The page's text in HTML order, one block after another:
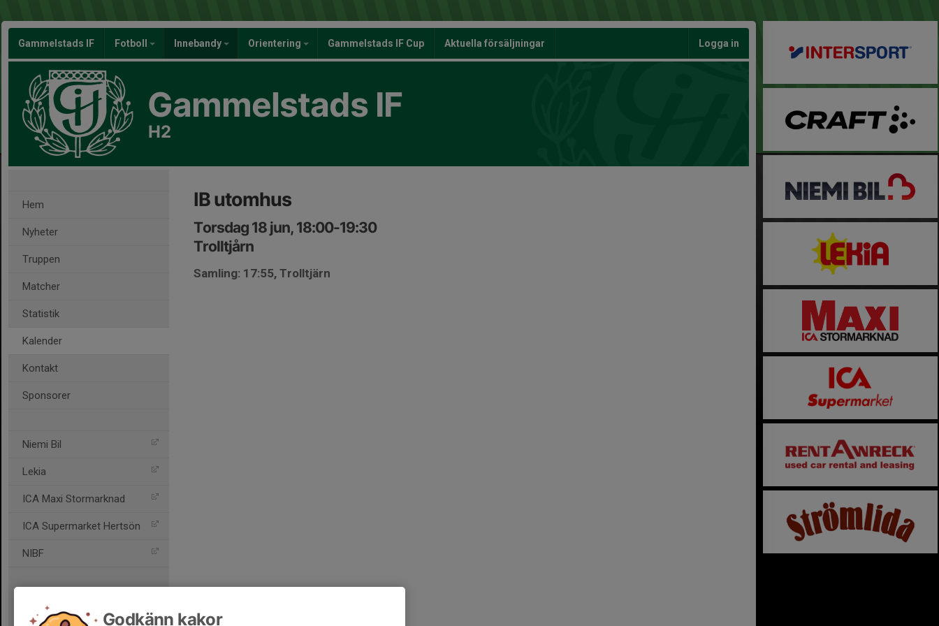
Gammelstads IF Fotboll Innebandy Orientering Gammelstads IF Cup Aktuella försäljningar Logga in
Gammelstads IF
H2
Hem
Nyheter
Truppen
Matcher
Statistik
Kalender
Kontakt
Sponsorer
Niemi Bil
Lekia
ICA Maxi Stormarknad
ICA Supermarket Hertsön
NIBF
IB utomhus
Torsdag 18 jun, 18:00-19:30
Trolltjårn
Samling: 17:55, Trolltjärn
Godkänn kakor